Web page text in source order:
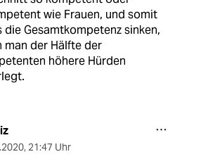
wie Frauen, und somit
die Gesamtkompetenz sinken,
man der Hälfte der
höhere Hürden
, 21:47 Uhr